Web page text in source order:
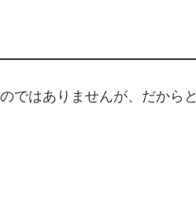
ではありませんが、だからと